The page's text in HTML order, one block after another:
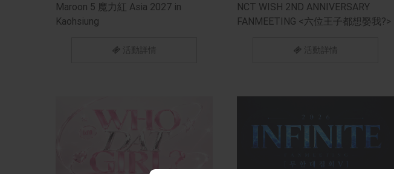
Maroon 5 魔力紅 Asia 2027 in
Kaohsiung
活動詳情
NCT WISH 2ND ANNIVERSARY
FANMEETING <六位王子都想娶我?>
活動詳情